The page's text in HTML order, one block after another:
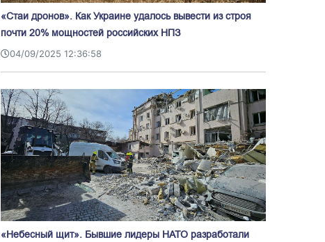
«Стаи дронов». Как Украине удалось вывести из строя
почти 20% мощностей российских НПЗ
04/09/2025 12:36:58
«Небесный щит». Бывшие лидеры НАТО разработали